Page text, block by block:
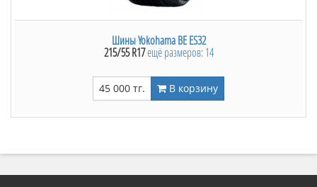
Шины Yokohama BE ES32
215/55 R17ещё размеров: 14
45 000 тг. В корзину